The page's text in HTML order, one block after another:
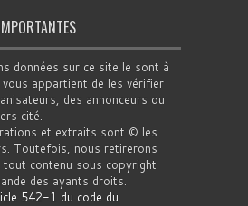
données sur ce site le sont à
appartient de les vérifier
des annonceurs ou
cité.
et extraits sont © les
Toutefois, nous retirerons
contenu sous copyright
des ayants droits.
542-1 du code du